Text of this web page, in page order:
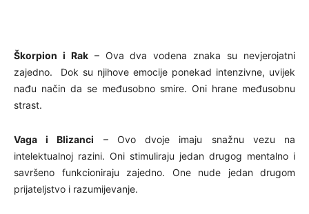
Škorpion i Rak– Ova dva vodena znaka su nevjerojatni
zajedno. Dok su njihove emocije ponekad intenzivne, uvijek
nađu način da se međusobno smire. Oni hrane međusobnu
strast.
Vaga i Blizanci – Ovo dvoje imaju snažnu vezu na
intelektualnoj razini. Oni stimuliraju jedan drugog mentalno i
savršeno funkcioniraju zajedno. One nude jedan drugom
prijateljstvo i razumijevanje.